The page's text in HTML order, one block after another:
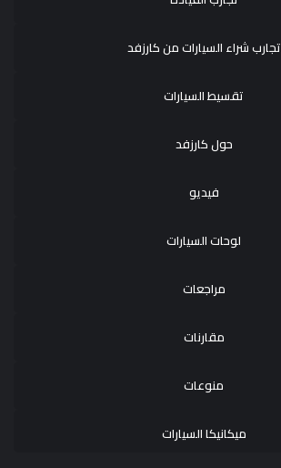
تجارب شراء السيارات من كارزفد
تقسيط السيارات
حول كارزفد
فيديو
لوحات السيارات
مراجعات
مقارنات
منوعات
ميكانيكا السيارات